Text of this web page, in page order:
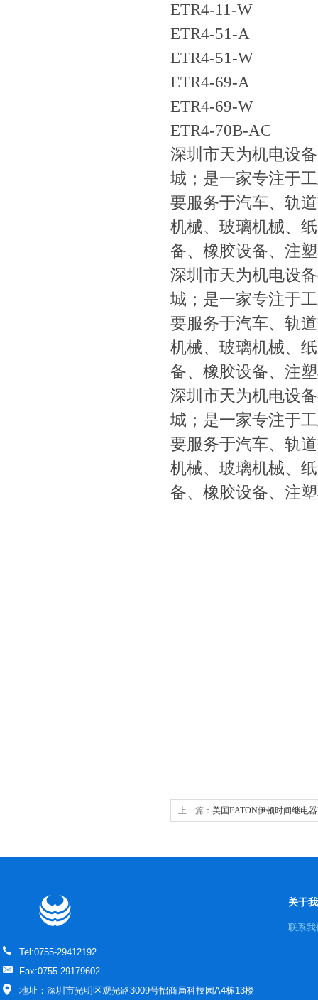
ETR4-11-W
ETR4-51-A
ETR4-51-W
ETR4-69-A
ETR4-69-W
ETR4-70B-AC
深圳市天为机电设
城；是一家专注于
要服务于汽车、轨
机械、玻璃机械、
备、橡胶设备、注
深圳市天为机电设
城；是一家专注于
要服务于汽车、轨
机械、玻璃机械、
备、橡胶设备、注
深圳市天为机电设
城；是一家专注于
要服务于汽车、轨
机械、玻璃机械、
备、橡胶设备、注
上一篇： 美国EATON伊顿时间继电
Tel:0755-29412192
Fax:0755-29179602
地址：深圳市光明区观光路3009号招商局科技园A4栋13楼
关于
联系我